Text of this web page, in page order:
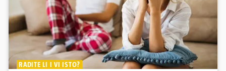
RADITE LI I VI ISTO?